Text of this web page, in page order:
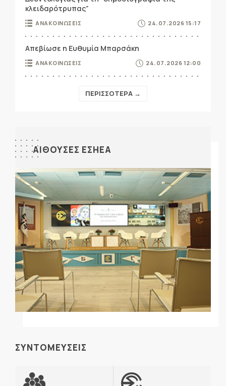
κλειδαρότρυπας”
ΑΝΑΚΟΙΝΩΣΕΙΣ 24.07.2026 15:17
Απεβίωσε η Ευθυμία Μπαρσάκη
ΑΝΑΚΟΙΝΩΣΕΙΣ 24.07.2026 12:00
ΠΕΡΙΣΣΟΤΕΡΑ →
ΑΙΘΟΥΣΕΣ ΕΣΗΕΑ
ΣΥΝΤΟΜΕΥΣΕΙΣ